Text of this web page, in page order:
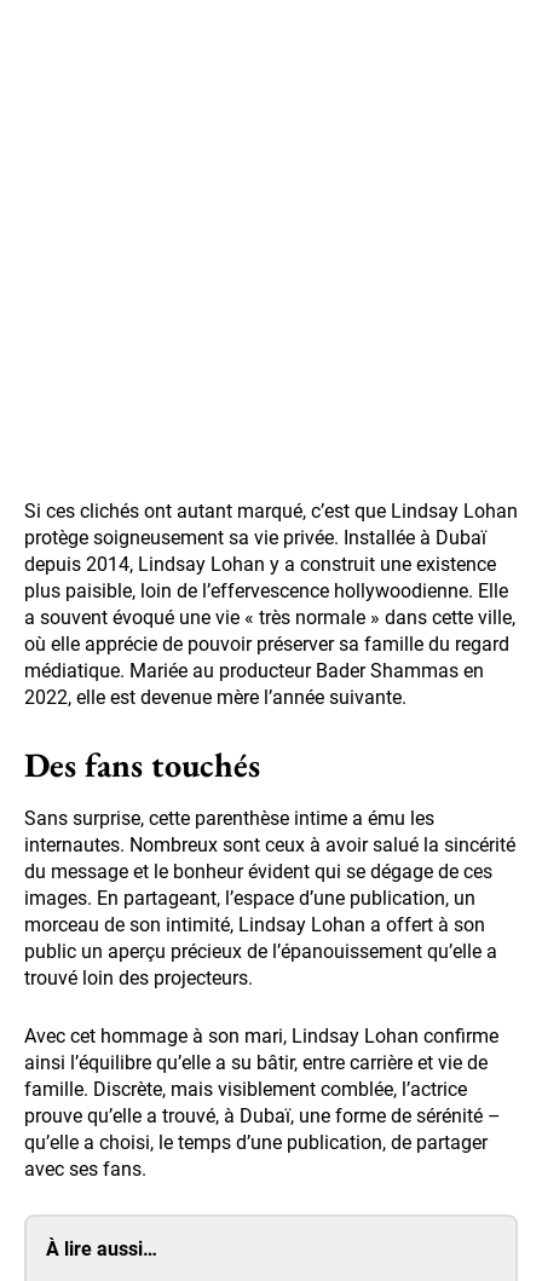
Si ces clichés ont autant marqué, c’est que Lindsay Lohan
protège soigneusement sa vie privée. Installée à Dubaï
depuis 2014, Lindsay Lohan y a construit une existence
plus paisible, loin de l’effervescence hollywoodienne. Elle
a souvent évoqué une vie « très normale » dans cette ville,
où elle apprécie de pouvoir préserver sa famille du regard
médiatique. Mariée au producteur Bader Shammas en
2022, elle est devenue mère l’année suivante.
Des fans touchés
Sans surprise, cette parenthèse intime a ému les
internautes. Nombreux sont ceux à avoir salué la sincérité
du message et le bonheur évident qui se dégage de ces
images. En partageant, l’espace d’une publication, un
morceau de son intimité, Lindsay Lohan a offert à son
public un aperçu précieux de l’épanouissement qu’elle a
trouvé loin des projecteurs.
Avec cet hommage à son mari, Lindsay Lohan confirme
ainsi l’équilibre qu’elle a su bâtir, entre carrière et vie de
famille. Discrète, mais visiblement comblée, l’actrice
prouve qu’elle a trouvé, à Dubaï, une forme de sérénité –
qu’elle a choisi, le temps d’une publication, de partager
avec ses fans.
À lire aussi…